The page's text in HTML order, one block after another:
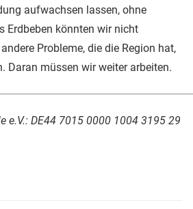
aufwachsen lassen, ohne
Erdbeben könnten wir nicht
Probleme, die die Region hat,
Daran müssen wir weiter arbeiten.
e.V.: DE44 7015 0000 1004 3195 29